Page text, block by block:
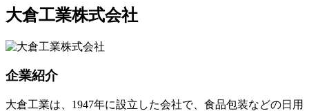
大倉工業株式会社
企業紹介
大倉工業は、1947年に設立した会社で、食品包装などの日用